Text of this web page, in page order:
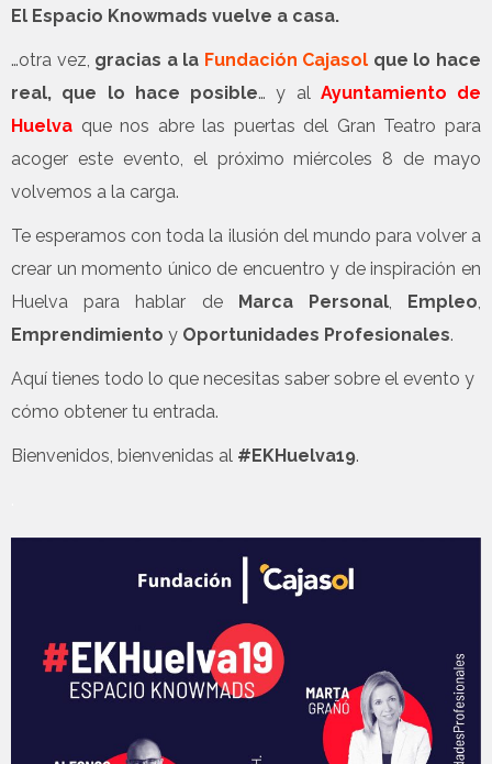
El Espacio Knowmads vuelve a casa.
…otra vez, gracias a la Fundación Cajasol que lo hace
real, que lo hace posible… y al Ayuntamiento de
Huelva que nos abre las puertas del Gran Teatro para
acoger este evento, el próximo miércoles 8 de mayo
volvemos a la carga.
Te esperamos con toda la ilusión del mundo para volver a
crear un momento único de encuentro y de inspiración en
Huelva para hablar de Marca Personal, Empleo
Emprendimiento y Oportunidades Profesionales.
Aquí tienes todo lo que necesitas saber sobre el evento y
cómo obtener tu entrada.
Bienvenidos, bienvenidas al #EKHuelva19.